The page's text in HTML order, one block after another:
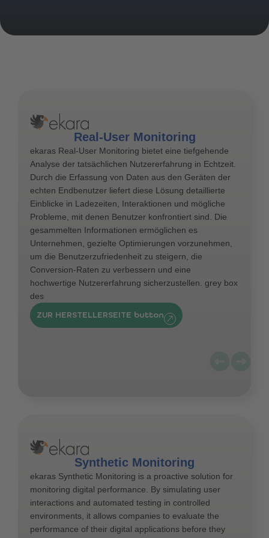
Real-User Monitoring
ekaras Real-User Monitoring bietet eine tiefgehende
Analyse der tatsächlichen Nutzererfahrung in Echtzeit.
Durch die Erfassung von Daten aus den Geräten der
echten Endbenutzer liefert diese Lösung detaillierte
Einblicke in Ladezeiten, Interaktionen und mögliche
Probleme, mit denen Benutzer konfrontiert sind. Die
gesammelten Informationen ermöglichen es
Unternehmen, gezielte Optimierungen vorzunehmen,
um die Benutzerzufriedenheit zu steigern, die
Conversion-Raten zu verbessern und eine
hochwertige Nutzererfahrung sicherzustellen. grey box
des
ZUR HERSTELLERSEITE button
Synthetic Monitoring
ekaras Synthetic Monitoring is a proactive solution for
monitoring digital performance. By simulating user
interactions and automated testing in controlled
environments, it allows companies to evaluate the
performance of their digital applications before they